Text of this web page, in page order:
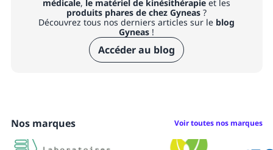
médicale, le matériel de kinésithérapieet les
produits phares de chez Gyneas ?
Découvrez tous nos derniers articles sur le blog
Gyneas !
Accéder au blog
Nos marques Voir toutes nos marques